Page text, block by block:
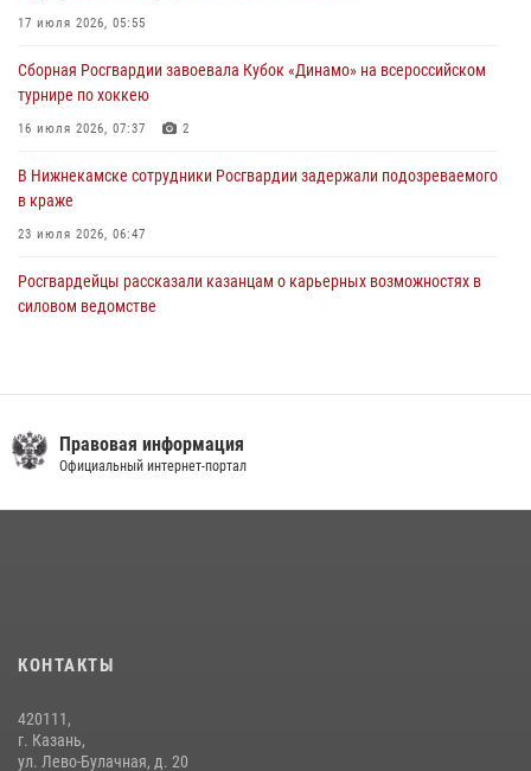
В Казани Росгвардия приняла участие в обеспечении безопасности
22 июля 2026, 07:41
17 июля 2026, 05:55
Сборная Росгвардии завоевала Кубок «Динамо» на всероссийском
турнире по хоккею
16 июля 2026, 07:37 2
В Нижнекамске сотрудники Росгвардии задержали подозреваемого
в краже
23 июля 2026, 06:47
Росгвардейцы рассказали казанцам о карьерных возможностях в
силовом ведомстве
22 июля 2026, 07:41 6
10 июля 2026, 12:50
праздничное богослужение
28 июля 2026, 09:38 4
Правовая информация
Официальный интернет-портал
КОНТАКТЫ
420111,
г. Казань,
ул. Лево-Булачная, д. 20